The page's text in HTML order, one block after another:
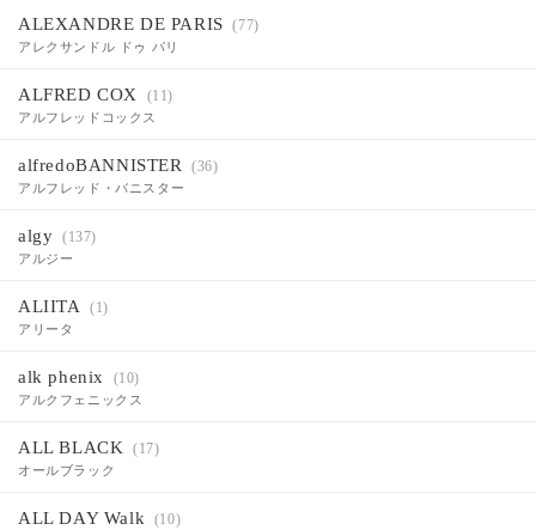
ALEXANDRE DE PARIS (77)
アレクサンドル ドゥ パリ
ALFRED COX (11)
アルフレッドコックス
alfredoBANNISTER (36)
アルフレッド・バニスター
algy (137)
アルジー
ALIITA (1)
アリータ
alk phenix (10)
アルクフェニックス
ALL BLACK (17)
オールブラック
ALL DAY Walk (10)